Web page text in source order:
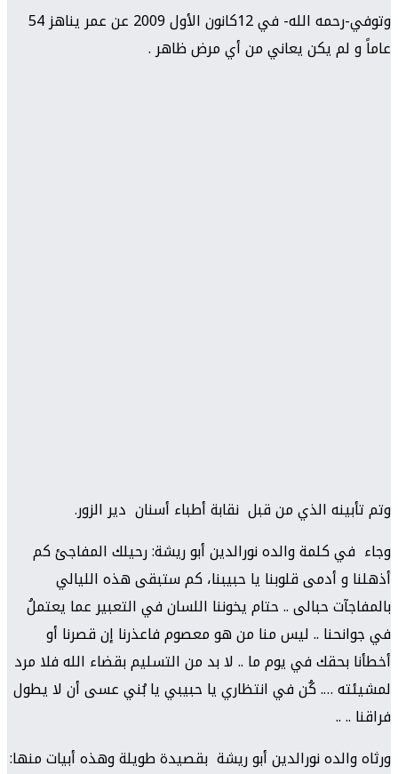
وتوفي-رحمه الله- في 12كانون الأول 2009 عن عمر يناهز 54
عاماً و لم يكن يعاني من أي مرض ظاهر .
وتم تأبينه الذي من قبل نقابة أطباء أسنان دير الزور.
وجاء في كلمة والده نورالدين أبو ريشة: رحيلك المفاجئ كم
أذهلنا و أدمى قلوبنا يا حبيبنا، كم ستبقى هذه الليالي
بالمفاجآت حبالى .. حتام يخوننا اللسان في التعبير عما يعتملُ
في جوانحنا .. ليس منا من هو معصوم فاعذرنا إن قصرنا أو
أخطأنا بحقك في يوم ما .. لا بد من التسليم بقضاء الله فلا مرد
لمشيئته …. كُن في انتظاري يا حبيبي يا بُني عسى أن لا يطول
فراقنا .. ..
ورثاه والده نورالدين أبو ريشة بقصيدة طويلة وهذه أبيات منها: